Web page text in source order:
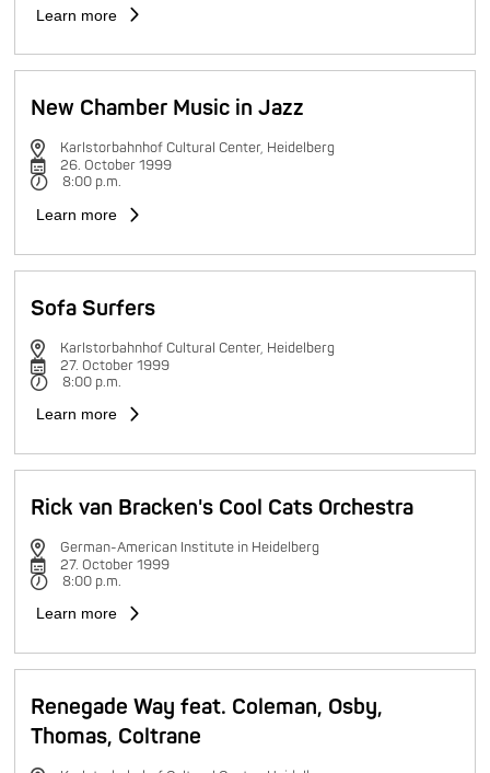
Learn more
New Chamber Music in Jazz
Karlstorbahnhof Cultural Center, Heidelberg
26. October 1999
8:00 p.m.
Learn more
Sofa Surfers
Karlstorbahnhof Cultural Center, Heidelberg
27. October 1999
8:00 p.m.
Learn more
Rick van Bracken's Cool Cats Orchestra
German-American Institute in Heidelberg
27. October 1999
8:00 p.m.
Learn more
Renegade Way feat. Coleman, Osby,
Thomas, Coltrane